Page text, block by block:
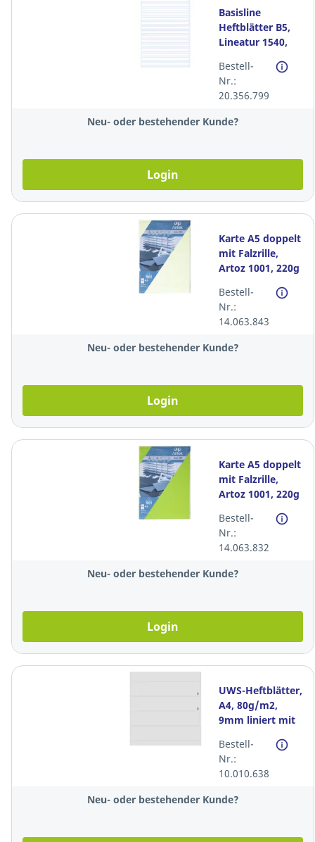
Basisline
Heftblätter B5,
Lineatur 1540,
90g, Pack à 500
Blatt
Bestell-
Nr.:
20.356.799
Neu- oder bestehender Kunde?
Login
Karte A5 doppelt
mit Falzrille,
Artoz 1001, 220g
Stück
Bestell-
Nr.:
14.063.843
Neu- oder bestehender Kunde?
Login
Karte A5 doppelt
mit Falzrille,
Artoz 1001, 220g
Pack à 5 Stück
Bestell-
Nr.:
14.063.832
Neu- oder bestehender Kunde?
Login
UWS-Heftblätter,
A4, 80g/m2,
9mm liniert mit
2-Loch, Pack à
500
Bestell-
Nr.:
10.010.638
Neu- oder bestehender Kunde?